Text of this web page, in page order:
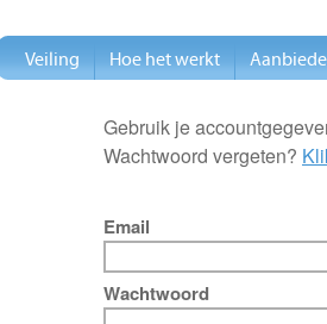
Gebruik je
Wachtwoord vergeten?
Email
Wachtwoord
Veiling Hoe het werkt